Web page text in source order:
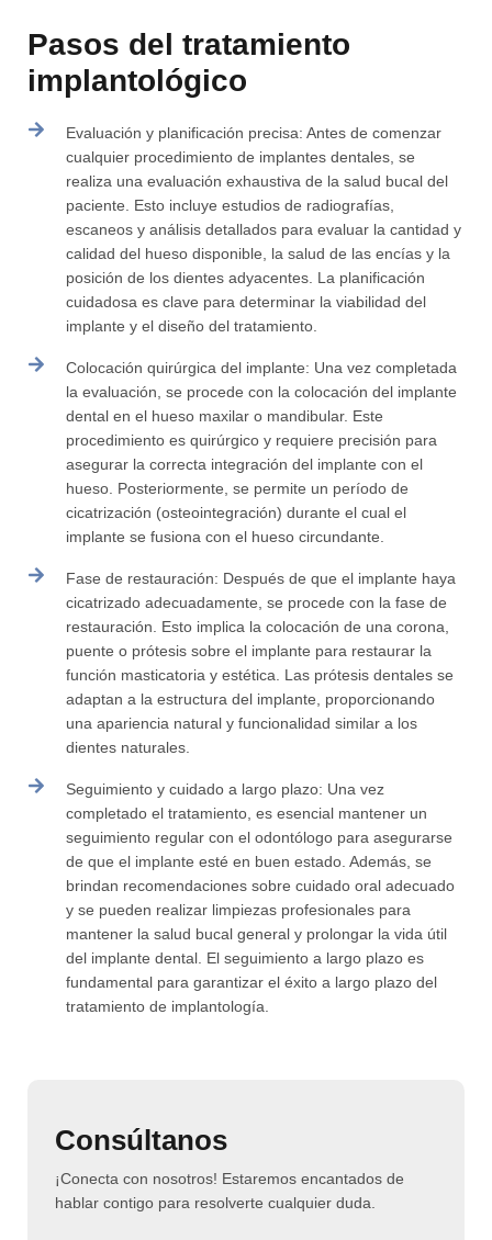
Pasos del tratamiento
implantológico
Evaluación y planificación precisa: Antes de comenzar
cualquier procedimiento de implantes dentales, se
realiza una evaluación exhaustiva de la salud bucal del
paciente. Esto incluye estudios de radiografías,
escaneos y análisis detallados para evaluar la cantidad y
calidad del hueso disponible, la salud de las encías y la
posición de los dientes adyacentes. La planificación
cuidadosa es clave para determinar la viabilidad del
implante y el diseño del tratamiento.
Colocación quirúrgica del implante: Una vez completada
la evaluación, se procede con la colocación del implante
dental en el hueso maxilar o mandibular. Este
procedimiento es quirúrgico y requiere precisión para
asegurar la correcta integración del implante con el
hueso. Posteriormente, se permite un período de
cicatrización (osteointegración) durante el cual el
implante se fusiona con el hueso circundante.
Fase de restauración: Después de que el implante haya
cicatrizado adecuadamente, se procede con la fase de
restauración. Esto implica la colocación de una corona,
puente o prótesis sobre el implante para restaurar la
función masticatoria y estética. Las prótesis dentales se
adaptan a la estructura del implante, proporcionando
una apariencia natural y funcionalidad similar a los
dientes naturales.
Seguimiento y cuidado a largo plazo: Una vez
completado el tratamiento, es esencial mantener un
seguimiento regular con el odontólogo para asegurarse
de que el implante esté en buen estado. Además, se
brindan recomendaciones sobre cuidado oral adecuado
y se pueden realizar limpiezas profesionales para
mantener la salud bucal general y prolongar la vida útil
del implante dental. El seguimiento a largo plazo es
fundamental para garantizar el éxito a largo plazo del
tratamiento de implantología.
Consúltanos
¡Conecta con nosotros! Estaremos encantados de
hablar contigo para resolverte cualquier duda.